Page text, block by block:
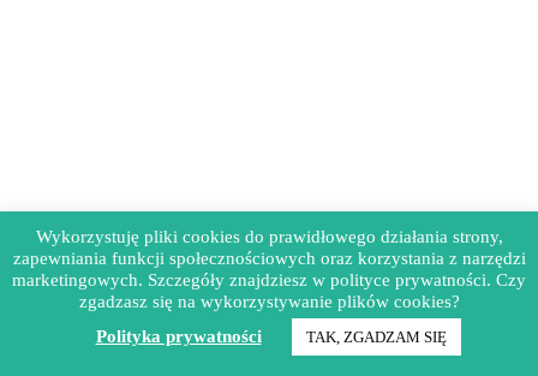
Wykorzystuję pliki cookies do prawidłowego działania strony,
zapewniania funkcji społecznościowych oraz korzystania z narzędzi
marketingowych. Szczegóły znajdziesz w polityce prywatności. Czy
zgadzasz się na wykorzystywanie plików cookies?
Polityka prywatności
TAK, ZGADZAM SIĘ